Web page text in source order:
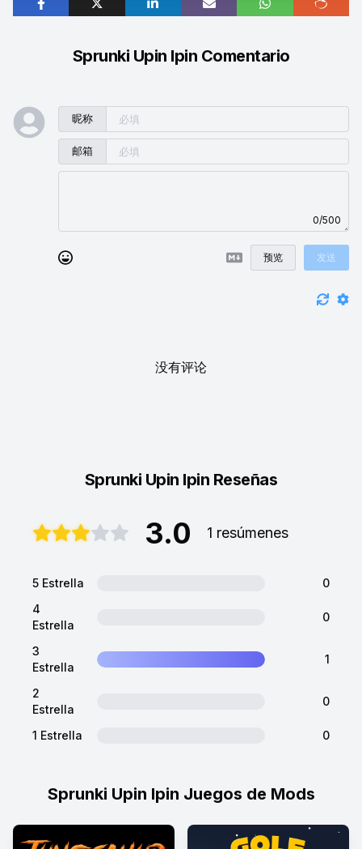
Sprunki Upin Ipin Comentario
昵称
邮箱
0/500
预览 发送
没有评论
Sprunki Upin Ipin Juegos de Mods
Sprunki Upin Ipin Reseñas
3.0 1 resúmenes
5 Estrella
0
4
Estrella
0
3
Estrella
1
2
Estrella
0
1 Estrella 0